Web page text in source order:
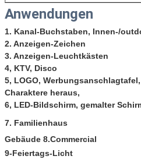
Anwendungen
1. Kanal-Buchstaben, Innen-/
2. Anzeigen-Zeichen
3. Anzeigen-Leuchtkästen
4, KTV, Disco
5, LOGO,
Charaktere heraus,
6, LED-Bildschirm, gemalter
7. Familienhaus
Gebäude 8.Commercial
9-Feiertags-Licht